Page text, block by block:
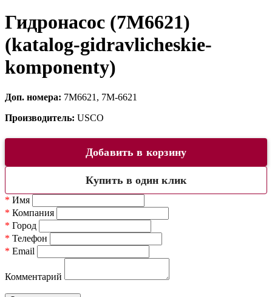
Гидронасос (7M6621)
(katalog-gidravlicheskie-
komponenty)
Доп. номера: 7M6621, 7M-6621
Производитель: USCO
Добавить в корзину
Купить в один клик
* Имя
* Компания
* Город
* Телефон
* Email
Комментарий